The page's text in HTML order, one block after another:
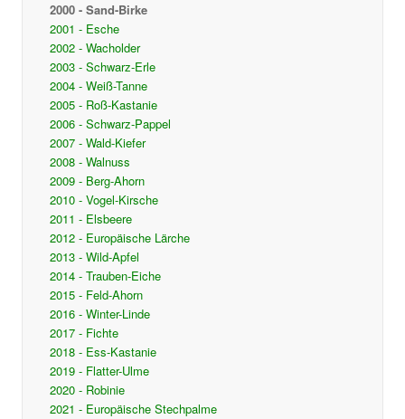
2000 - Sand-Birke
2001 - Esche
2002 - Wacholder
2003 - Schwarz-Erle
2004 - Weiß-Tanne
2005 - Roß-Kastanie
2006 - Schwarz-Pappel
2007 - Wald-Kiefer
2008 - Walnuss
2009 - Berg-Ahorn
2010 - Vogel-Kirsche
2011 - Elsbeere
2012 - Europäische Lärche
2013 - Wild-Apfel
2014 - Trauben-Eiche
2015 - Feld-Ahorn
2016 - Winter-Linde
2017 - Fichte
2018 - Ess-Kastanie
2019 - Flatter-Ulme
2020 - Robinie
2021 - Europäische Stechpalme